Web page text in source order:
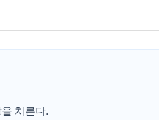
트럼프 "금리 내려
특정 정치인 측근
치른다.